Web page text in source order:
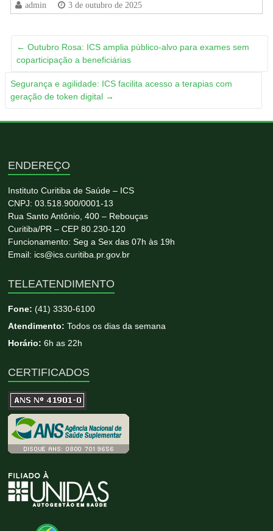
admin 3 de outubro de 2025
← Outubro Rosa: ICS amplia público-alvo para exames sem
coparticipação a beneficiárias
Segurança e agilidade: ICS facilita acesso a terapias com
geração de token digital →
ENDEREÇO
Instituto Curitiba de Saúde – ICS
CNPJ: 03.518.900/0001-13
Rua Santo Antônio, 400 – Rebouças
Curitiba/PR – CEP 80.230-120
Funcionamento: Seg a Sex das 07h às 19h
Email: ics@ics.curitiba.pr.gov.br
TELEATENDIMENTO
Fone:(41) 3330-6100
Atendimento: Todos os dias da semana
Horário: 6h as 22h
CERTIFICADOS